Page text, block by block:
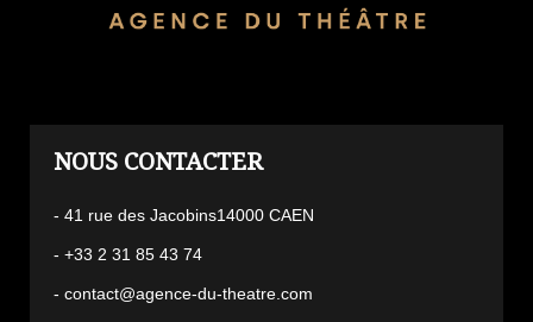
L'AGENCE
- 41 rue des Jacobins14000 CAEN
- +33 2 31 85 43 74
- contact@agence-du-theatre.com